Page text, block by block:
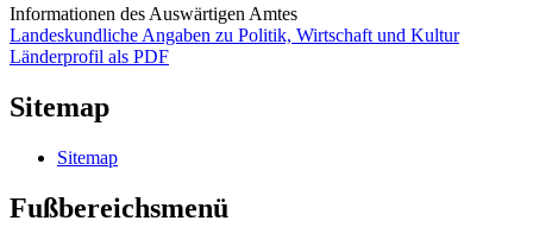
Informationen des Auswärtigen Amtes
Landeskundliche Angaben zu Politik, Wirtschaft und Kultur
Länderprofil als PDF
Sitemap
Sitemap
Fußbereichsmenü